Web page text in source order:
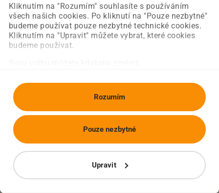
Kliknutím na "Rozumím" souhlasíte s používáním
všech našich cookies. Po kliknutí na "Pouze nezbytné"
budeme používat pouze nezbytné technické cookies.
Kliknutím na "Upravit" můžete vybrat, které cookies
budeme používat.
Rozumím
Upravit
Pouze nezbytné
Obnovit stránku Úvodní strana